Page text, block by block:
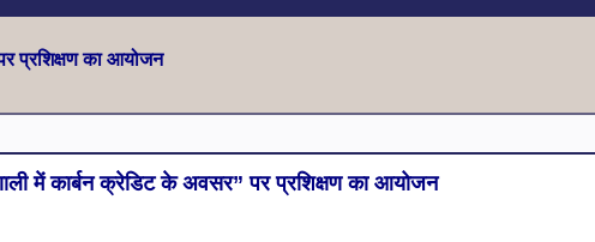
प्रशिक्षण का आयोजन
में कार्बन क्रेडिट के अवसर” पर प्रशिक्षण का आयोजन